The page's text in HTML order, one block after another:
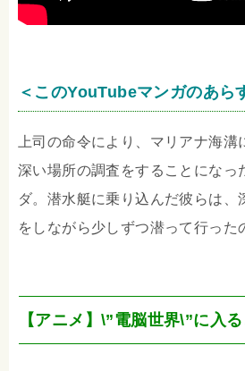
＜このYouTubeマンガのあら
上司の命令により、マリアナ海溝
深い場所の調査をすることになっ
ダ。潜水艇に乗り込んだ彼らは、
をしながら少しずつ潜って行っ
【アニメ】\”電脳世界\”に入